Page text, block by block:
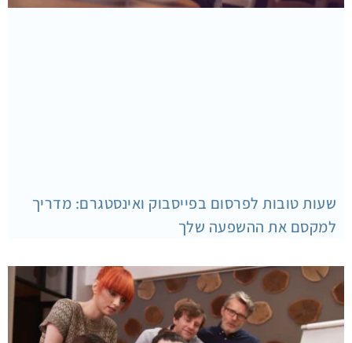
שעות טובות לפרסום בפייסבוק ואינסטגרם: מדריך
למקסם את ההשפעה שלך